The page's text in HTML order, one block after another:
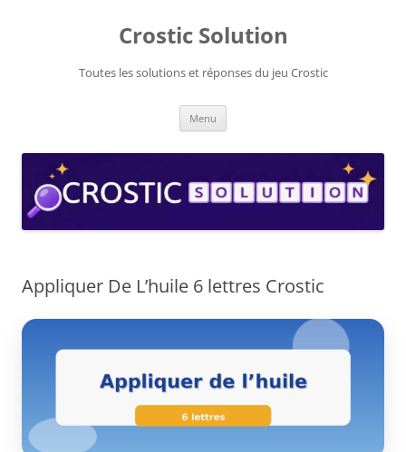
Crostic Solution
Toutes les solutions et réponses du jeu Crostic
Menu
Appliquer De L’huile 6 lettres Crostic